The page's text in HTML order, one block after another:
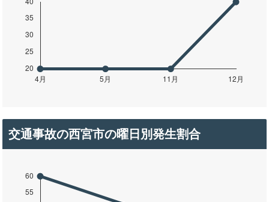
交通事故の西宮市の曜日別発生割合